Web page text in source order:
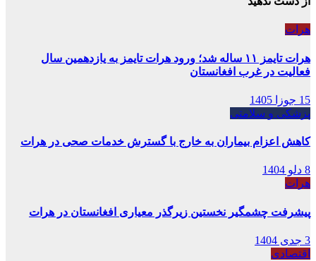
هرات
هرات تایمز ۱۱ ساله شد؛ ورود هرات تایمز به یازدهمین سال
فعالیت در غرب افغانستان
15 جوزا 1405
پزشکی و سلامتی
کاهش اعزام بیماران به خارج با گسترش خدمات صحی در هرات
8 دلو 1404
هرات
پیشرفت چشمگیر نخستین زیرگذر معیاری افغانستان در هرات
3 جدی 1404
اقتصادی